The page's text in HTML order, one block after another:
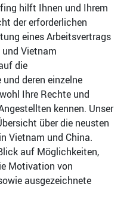
hilft Ihnen und Ihrem
der erforderlichen
eines Arbeitsvertrags
und Vietnam
die
deren einzelne
Ihre Rechte und
kennen. Unser
über die neusten
Vietnam und China.
auf Möglichkeiten,
Motivation von
ausgezeichnete